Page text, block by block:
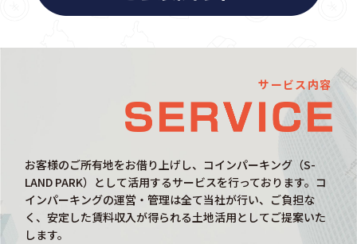
サービス内容
お客様のご所有地をお借り上げし、コインパーキング（S-
LAND PARK）として活用するサービスを行っております。コ
インパーキングの運営・管理は全て当社が行い、ご負担な
く、安定した賃料収入が得られる土地活用としてご提案いた
します。